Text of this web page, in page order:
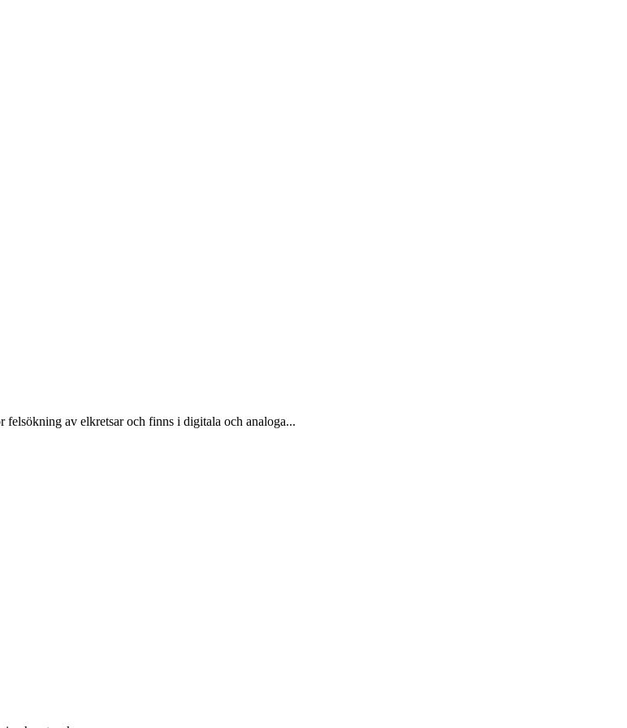
felsökning av elkretsar och finns i digitala och analoga...